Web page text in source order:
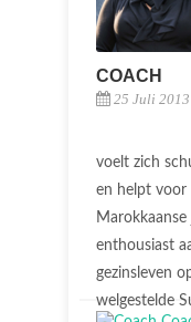
COACH
25 Juli 2013
voelt zich
en helpt voor
enthousiast
gezinsleven
welgestelde